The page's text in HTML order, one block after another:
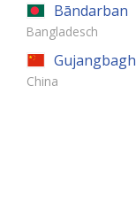
Bāndarban
Bangladesch
Gujangbagh
China